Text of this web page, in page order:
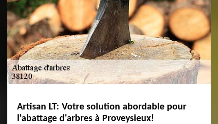
Artisan LT: Votre solution abordable pour
l'abattage d'arbres à Proveysieux!